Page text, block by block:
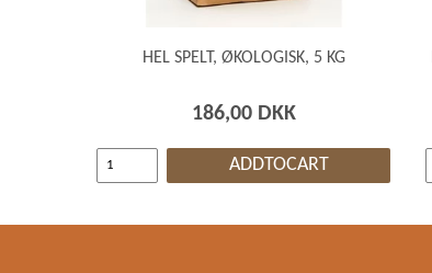
HEL SPELT, ØKOLOGISK, 5 KG
186,00 DKK
ADDTOCART